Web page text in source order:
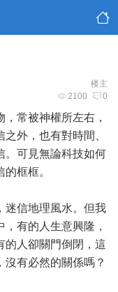
楼主
2100 0
常被神權所左右，
外，也有對時間、
。可見無論科技如何
框框。
信地理風水。但我
有的人生意興隆，
的人卻關門倒閉，這
有必然的關係嗎？